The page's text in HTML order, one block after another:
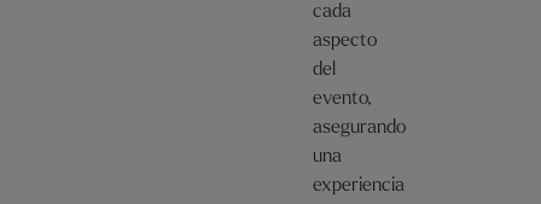
cada
aspecto
del
evento,
asegurando
una
experiencia